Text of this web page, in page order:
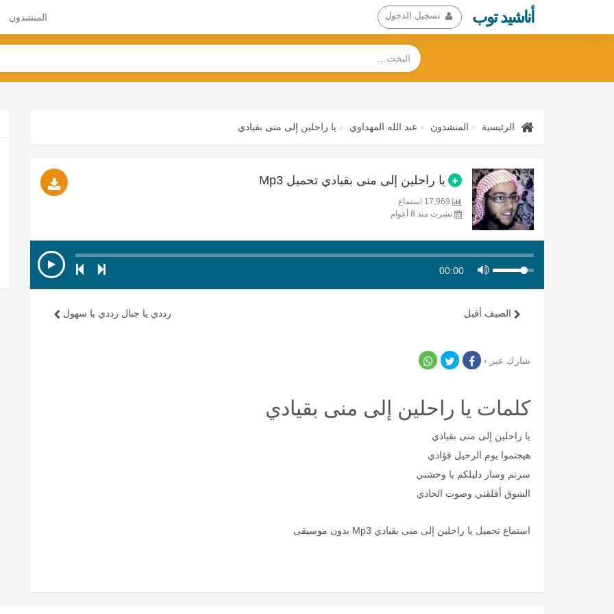
أناشيد توب تسجيل الدخول المنشدون
الرئيسية المنشدون عبد الله المهداوي يا راحلين إلى منى بقيادي
يا راحلين إلى منى بقيادي تحميل Mp3
نشرت منذ 8 أعوام
00:00
رددي يا جبال رددي يا سهول الصيف أقبل
شارك عبر ›
كلمات يا راحلين إلى منى بقيادي
يا راحلين إلى منى بقيادي
هيجتموا يوم الرحيل فؤادي
سرتم وسار دليلكم يا وحشتي
الشوق أقلقني وصوت الحادي
استماع تحميل يا راحلين إلى منى بقيادي Mp3 بدون موسيقى